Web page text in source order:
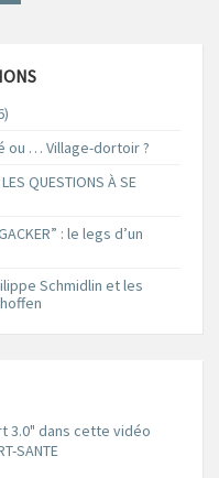
ou … Village-dortoir ?
QUESTIONS À SE
: le legs d’un
Schmidlin et les
3.0" dans cette vidéo
SANTE